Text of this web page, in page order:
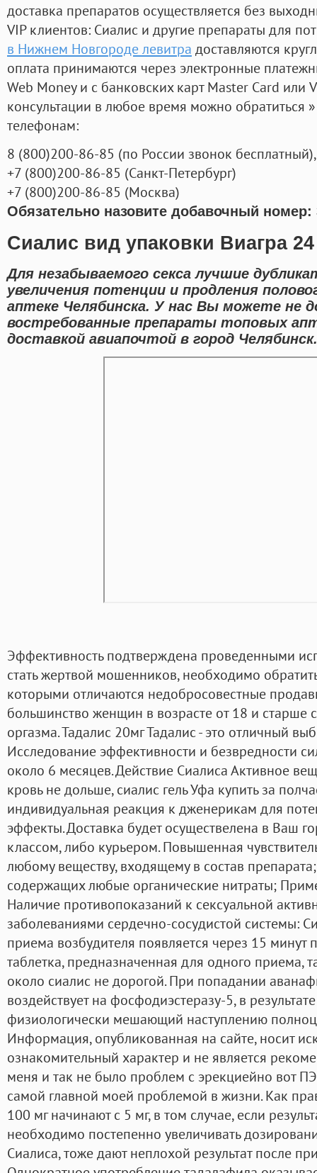
доставка препаратов осуществляется без
VIP клиентов: Сиалис и другие препараты для
в Нижнем Новгороде левитра доставляются
оплата принимаются через электронные
Web Money и с банковских карт Master Card или
консультации в любое время можно обратиться
телефонам:
8 (800)200-86-85 (по России звонок бесплатный),
+7 (800)200-86-85 (Санкт-Петербург)
+7 (800)200-86-85 (Москва)
Обязательно назовите добавочный номер:
Сиалис вид упаковки Виагра
Для незабываемого секса лучшие
увеличения потенции и продления
аптеке Челябинска. У нас Вы можете не
востребованные препараты топовых
доставкой авиапочтой в город Челябинск.
Эффективность подтверждена проведенными
стать жертвой мошенников, необходимо
которыми отличаются недобросовестные
большинство женщин в возрасте от 18 и старше
оргазма. Тадалис 20мг Тадалис - это отличный
Исследование эффективности и безвредности
около 6 месяцев. Действие Сиалиса Активное
кровь не дольше, сиалис гель Уфа купить за
индивидуальная реакция к дженерикам для
эффекты. Доставка будет осуществелена в Ваш
классом, либо курьером. Повышенная
любому веществу, входящему в состав
содержащих любые органические нитраты;
Наличие противопоказаний к сексуальной
заболеваниями сердечно-сосудистой системы:
приема возбудителя появляется через 15 минут
таблетка, предназначенная для одного приема,
около сиалис не дорогой. При попадании
воздействует на фосфодиэстеразу-5, в
физиологически мешающий наступлению
Информация, опубликованная на сайте, носит
ознакомительный характер и не является
меня и так не было проблем с эрекциейно вот
самой главной моей проблемой в жизни. Как
100 мг начинают с 5 мг, в том случае, если
необходимо постепенно увеличивать
Сиалиса, тоже дают неплохой результат после